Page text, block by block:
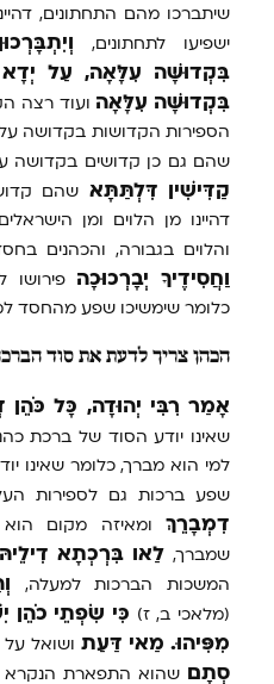
שיתברכו מהם התחתונים,
ישפיעו לתחתונים, וְיִתְבָּרְכוּן
בִּקְדוּשָּׁה עִלָּאָה, עַל יְדָא
בִּקְדוּשָּׁה עִלָּאָה ועוד רצה
הספירות הקדושות בקדושה
שהם גם כן קדושים בקדושה
קַדִּישִׁין דִּלְתַּתָּא שהם
דהיינו מן הלוים ומן
והלוים בגבורה, והכהנים
וַחֲסִידֶיךָ יְבָרְכוּכָה
כלומר שימשיכו שפע מהחסד
הכהן צריך לדעת את סוד
אָמַר רִבִּי יְהוּדָה, כָּל כֹּהֵן
שאינו יודע הסוד של ברכת
למי הוא מברך, כלומר שאינו
שפע ברכות גם לספירות
דִמְבָרֵךְ ומאיזה מקום
שמברך,לַאו בִּרְכְתָא דִילֵיהּ
המשכות הברכות למעלה,
(מלאכי ב, ז) כִּי שִׂפְתֵי כֹהֵן
מִפִּיהוּ. מַאי דַּעַתושואל על
סְתָם שהוא התפארת הנקרא